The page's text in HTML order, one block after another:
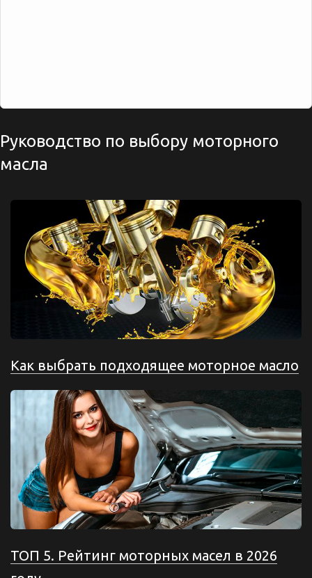
Руководство по выбору моторного
масла
Как выбрать подходящее моторное масло
ТОП 5. Рейтинг моторных масел в 2026